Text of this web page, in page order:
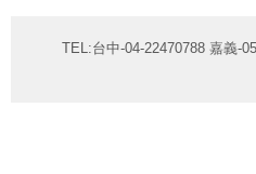
TEL:台中-04-22470788 嘉義-